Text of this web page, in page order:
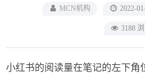
MCN机构 2022-
3188
小红书的阅读量在笔记的左下角